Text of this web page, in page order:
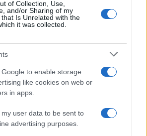
of Collection, Use,
and/or Sharing of my
Is Unrelated with the
it was collected.
to enable storage
like cookies on web or
in apps.
user data to be sent to
advertising purposes.
W
h
s
A
p
p
S
h
re
articolo